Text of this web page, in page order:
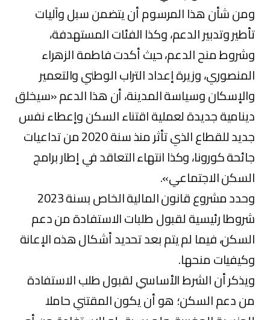
ومن شأن هذا المرسوم أن يتضمن سبل وآليات
تأطير وتدبير الدعم، وكذا الفئات المستهدفة،
وشروط منح الدعم، حيث أكدت فاطمة الزهراء
المنصوري، وزيرة إعداد التراب الوطني والتعمير
والإسكان وسياسة المدينة، أن هذا الدعم «سيخلق
دينامية جديدة لعملية اقتناء السكن وإعطاء نفس
جديد للقطاع الذي تأثر منذ سنة 2020 من تداعيات
جائحة كورونا، وكذا انتهاء التعاقد في إطار برامج
السكن الاجتماعي».
وحدد مشروع قانون المالية الخاص بسنة 2023
شروطا رئيسية لقبول طلبات الاستفادة من دعم
السكن، فيما لم يتم بعد تحديد أشكال هذه الإعانة
وكيفيات منحها.
ويذكر أن الشرط الأساسي لقبول طلب الاستفادة
من دعم السكن؛ هو أن يكون المقتني حاملا